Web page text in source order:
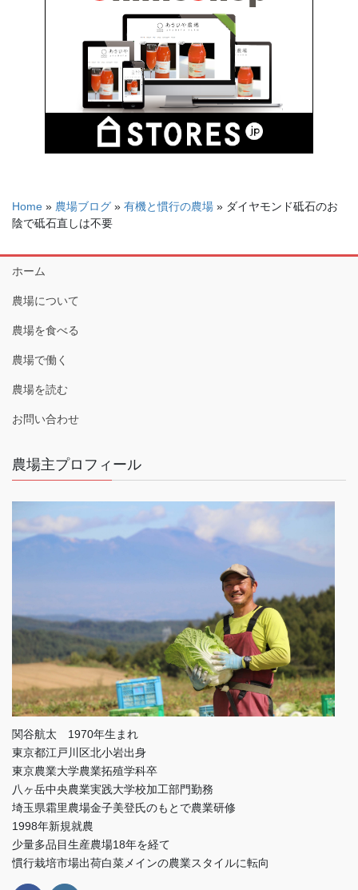
Home » 農場ブログ » 有機と慣行の農場 » ダイヤモンド砥石のお
陰で砥石直しは不要
ホーム
農場について
農場を食べる
農場で働く
農場を読む
お問い合わせ
農場主プロフィール
関谷航太 1970年生まれ
東京都江戸川区北小岩出身
東京農業大学農業拓殖学科卒
八ヶ岳中央農業実践大学校加工部門勤務
埼玉県霜里農場金子美登氏のもとで農業研修
1998年新規就農
少量多品目生産農場18年を経て
慣行栽培市場出荷白菜メインの農業スタイルに転向